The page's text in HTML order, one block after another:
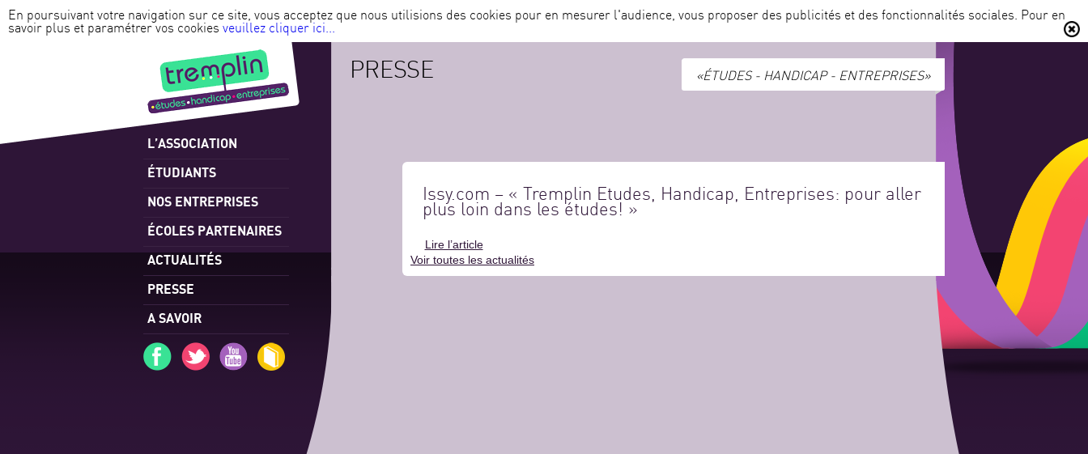
En poursuivant votre navigation sur ce site, vous acceptez que nous utilisions des cookies pour en mesurer l'audience, vous proposer des publicités et des fonctionnalités sociales. Pour en
savoir plus et paramétrer vos cookies veuillez cliquer ici...
L’ASSOCIATION
ÉTUDIANTS
NOS ENTREPRISES
ÉCOLES PARTENAIRES
ACTUALITÉS
PRESSE
A SAVOIR
PRESSE «ÉTUDES - HANDICAP - ENTREPRISES»
Issy.com – « Tremplin Etudes, Handicap, Entreprises: pour aller
plus loin dans les études! »
Lire l’article
Voir toutes les actualités